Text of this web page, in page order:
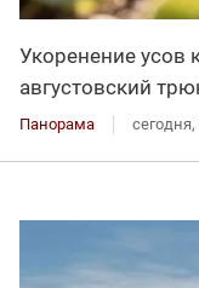
Укоренение усов
августовский
Панорама сегодня,